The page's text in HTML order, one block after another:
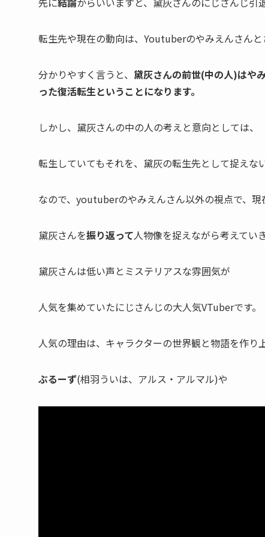
転生先や現在の動向は、Youtuberのやみえんさんと
分かりやすく言うと、 黛灰さんの前世(中の人)はや
った復活転生ということになります。
しかし、黛灰さんの中の人の考えと意向としては、
転生していてもそれを、黛灰の転生先として捉えな
なので、youtuberのやみえんさん以外の視点で、 現
黛灰さんを振り返って人物像を捉えながら考えてい
黛灰さんは低い声と ミステリアスな雰囲気が
人気を集めていたにじさんじの大人気VTuberです。
人気の理由は、 キャラクターの世界観と物語を作り
ぶるーず(相羽ういは、アルス・アルマル)や